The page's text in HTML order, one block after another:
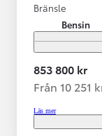
Bränsle
Bensin
853 800 kr
Från 10 251
Läs mer